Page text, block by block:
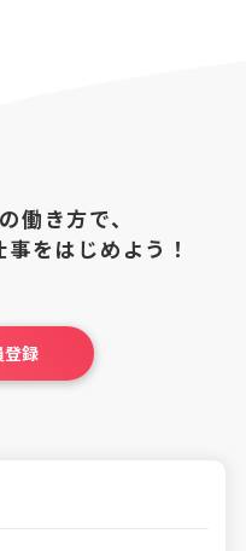
働き方で、
をはじめよう！
登録